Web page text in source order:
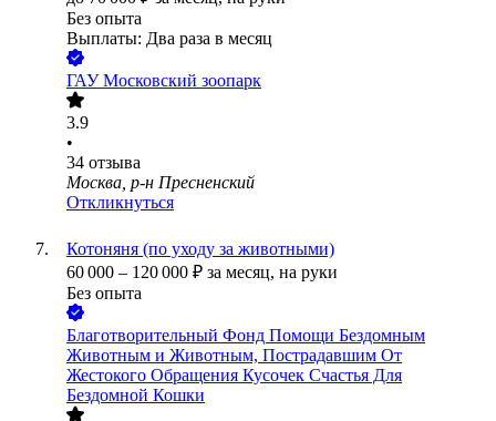
Без опыта
Выплаты: Два раза в месяц
ГАУ Московский зоопарк
3.9
•
34 отзыва
Москва, р-н Пресненский
Откликнуться
Котоняня (по уходу за животными)
60 000 – 120 000 ₽ за месяц, на руки
Без опыта
Благотворительный Фонд Помощи Бездомным
Животным и Животным, Пострадавшим От
Жестокого Обращения Кусочек Счастья Для
Бездомной Кошки